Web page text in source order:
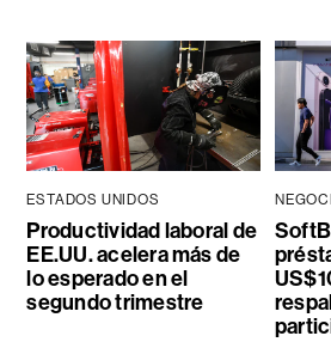
ESTADOS UNIDOS
Productividad laboral de
EE.UU. acelera más de
lo esperado en el
segundo trimestre